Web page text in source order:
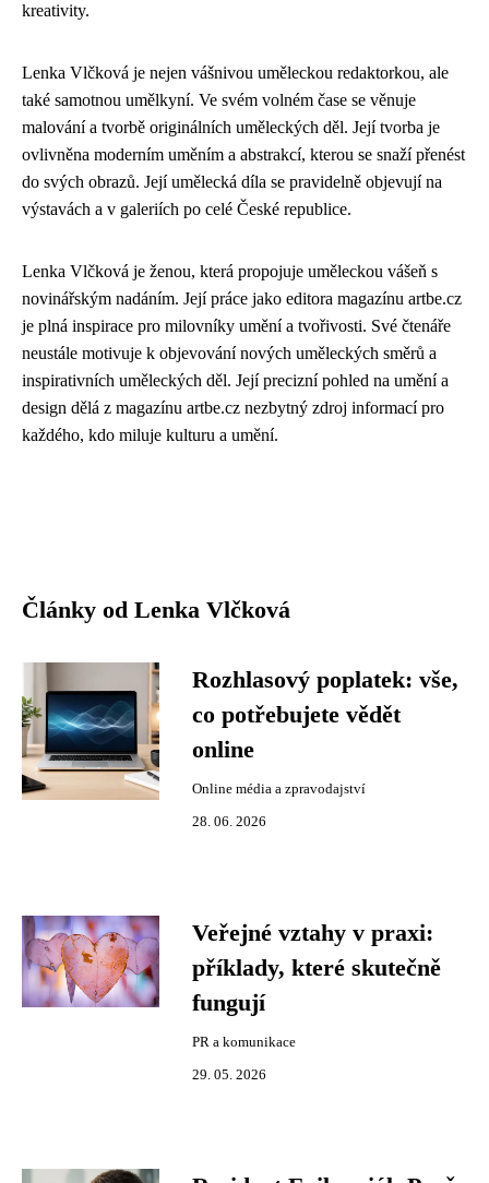
kreativity.
Lenka Vlčková je nejen vášnivou uměleckou redaktorkou, ale
také samotnou umělkyní. Ve svém volném čase se věnuje
malování a tvorbě originálních uměleckých děl. Její tvorba je
ovlivněna moderním uměním a abstrakcí, kterou se snaží přenést
do svých obrazů. Její umělecká díla se pravidelně objevují na
výstavách a v galeriích po celé České republice.
Lenka Vlčková je ženou, která propojuje uměleckou vášeň s
novinářským nadáním. Její práce jako editora magazínu artbe.cz
je plná inspirace pro milovníky umění a tvořivosti. Své čtenáře
neustále motivuje k objevování nových uměleckých směrů a
inspirativních uměleckých děl. Její precizní pohled na umění a
design dělá z magazínu artbe.cz nezbytný zdroj informací pro
každého, kdo miluje kulturu a umění.
Články od Lenka Vlčková
Rozhlasový poplatek: vše,
co potřebujete vědět
online
Online média a zpravodajství
28. 06. 2026
Veřejné vztahy v praxi:
příklady, které skutečně
fungují
PR a komunikace
29. 05. 2026